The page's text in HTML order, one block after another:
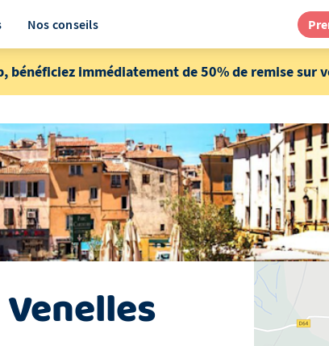
Nos conseils
bénéficiez immédiatement de 50% de remise sur
Venelles